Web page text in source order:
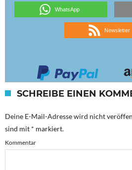
WhatsApp
Newsletter
SCHREIBE EINEN
Deine E-Mail-Adresse wird nicht
sind mit * markiert.
Kommentar